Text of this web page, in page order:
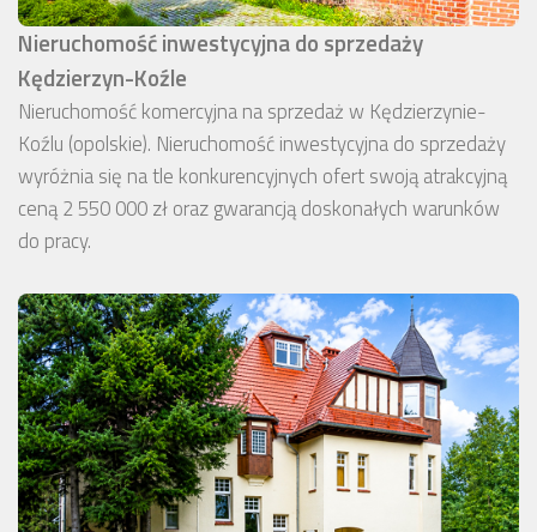
Nieruchomość inwestycyjna do sprzedaży
Kędzierzyn-Koźle
Nieruchomość komercyjna na sprzedaż w Kędzierzynie-
Koźlu (opolskie). Nieruchomość inwestycyjna do sprzedaży
wyróżnia się na tle konkurencyjnych ofert swoją atrakcyjną
ceną 2 550 000 zł oraz gwarancją doskonałych warunków
do pracy.